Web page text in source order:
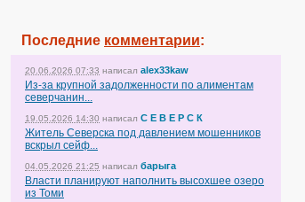
Последние комментарии:
20.06.2026 07:33 написал alex33kaw
Из-за крупной задолженности по алиментам
северчанин...
19.05.2026 14:30 написал С Е В Е Р С К
Житель Северска под давлением мошенников
вскрыл сейф...
04.05.2026 21:25 написал барыга
Власти планируют наполнить высохшее озеро
из Томи